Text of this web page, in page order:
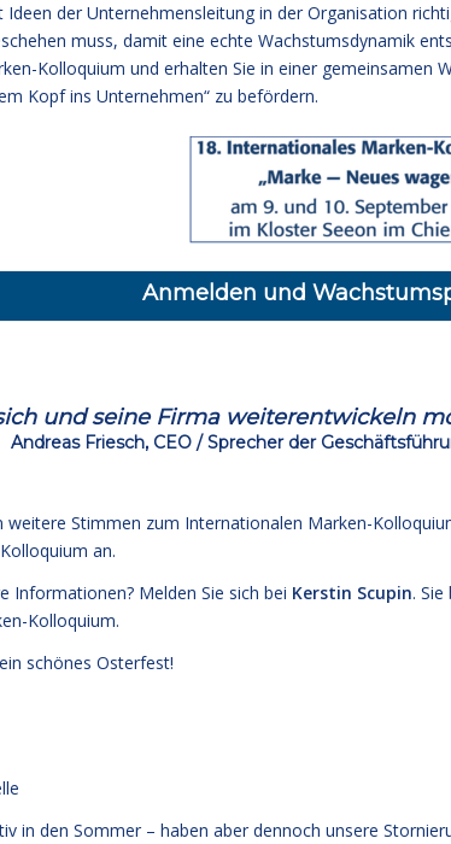
der Unternehmensleitung in der Organisation
muss, damit eine echte Wachstumsdynamik
Kolloquium und erhalten Sie in einer gemeinsamen
Kopf ins Unternehmen“ zu befördern.
Anmelden und
und seine Firma weiterentwickeln
Andreas Friesch, CEO / Sprecher der
weitere Stimmen zum Internationalen Marken-
an.
Informationen? Melden Sie sich bei Kerstin Scupin.
Kolloquium.
schönes Osterfest!
in den Sommer – haben aber dennoch unsere